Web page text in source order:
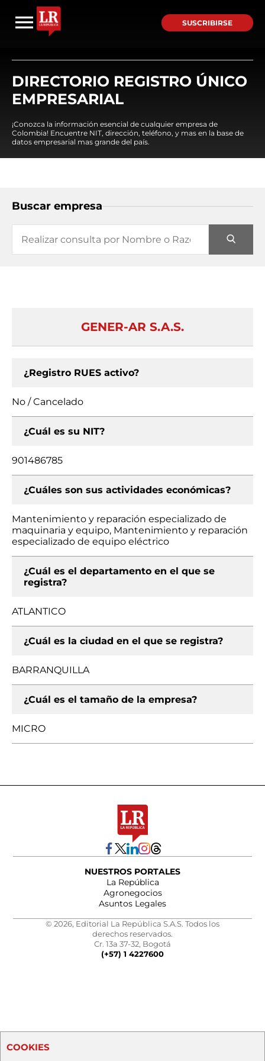
SUSCRIBIRSE
DIRECTORIO REGISTRO ÚNICO
EMPRESARIAL
¡Conozca la información esencial de cualquier empresa de
Colombia! Encuentre NIT, dirección, teléfono, y mas en la base de
datos empresarial mas grande del país.
Buscar empresa
GENER-AR S.A.S.
¿Registro RUES activo?
No / Cancelado
¿Cuál es su NIT?
901486785
¿Cuáles son sus actividades económicas?
Mantenimiento y reparación especializado de
maquinaria y equipo, Mantenimiento y reparación
especializado de equipo eléctrico
¿Cuál es el departamento en el que se
registra?
ATLANTICO
¿Cuál es la ciudad en el que se registra?
BARRANQUILLA
¿Cuál es el tamaño de la empresa?
MICRO
NUESTROS PORTALES
La República
Agronegocios
Asuntos Legales
© 2026, Editorial La República S.A.S. Todos los
derechos reservados.
Cr. 13a 37-32, Bogotá
(+57) 1 4227600
COOKIES